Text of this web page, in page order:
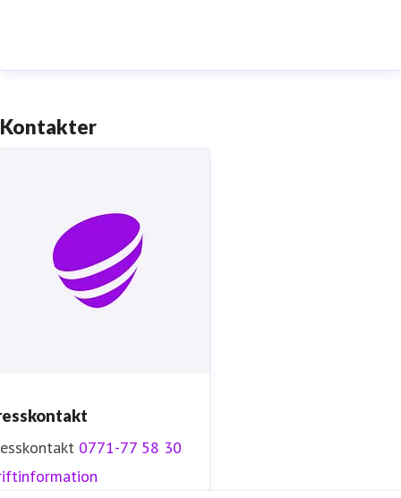
smartare och mer meningsfull vardag och framtid.
Kontakter
0771-77 58 30